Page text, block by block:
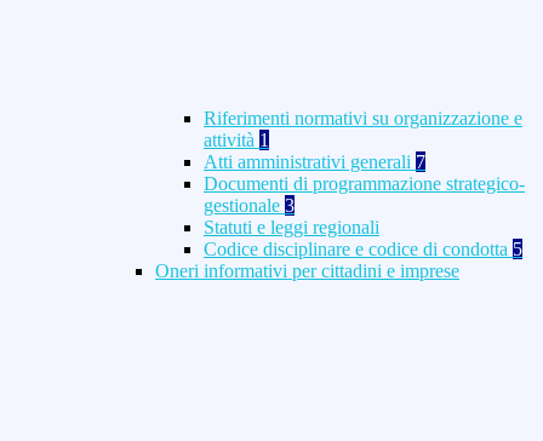
Riferimenti normativi su organizzazione e
attività 1
Atti amministrativi generali 7
Documenti di programmazione strategico-
gestionale 3
Statuti e leggi regionali
Codice disciplinare e codice di condotta 5
Oneri informativi per cittadini e imprese